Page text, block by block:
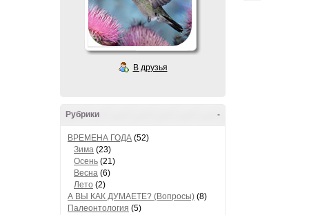
В друзья
-
Рубрики
ВРЕМЕНА ГОДА (52)
Зима (23)
Осень (21)
Весна (6)
Лето (2)
А ВЫ КАК ДУМАЕТЕ? (Вопросы) (8)
Палеонтология (5)